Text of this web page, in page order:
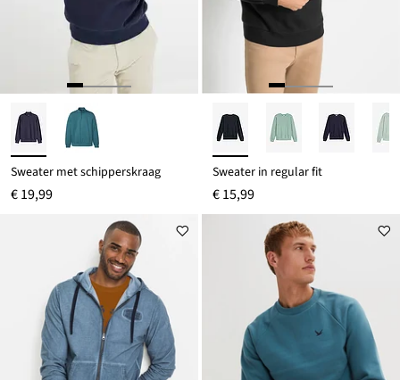
Sweater met schipperskraag
€ 19,99
Sweater in regular fit
€ 15,99